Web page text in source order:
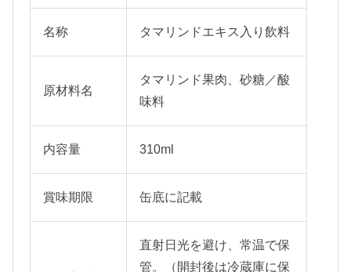
名称 タマリンドエキス入り飲料
原材料名
タマリンド果肉、砂糖／酸
味料
内容量 310ml
賞味期限 缶底に記載
直射日光を避け、常温で保
管。（開封後は冷蔵庫に保